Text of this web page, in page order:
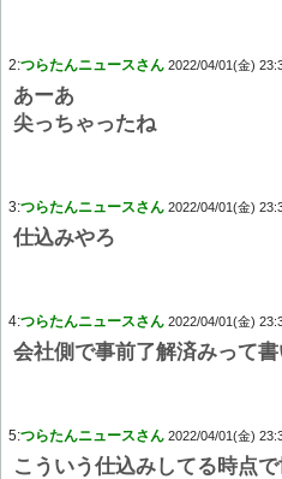
2:つらたんニュースさん 2022/04/01(金)
あーあ
尖っちゃったね
3:つらたんニュースさん 2022/04/01(金)
仕込みやろ
4:つらたんニュースさん 2022/04/01(金)
会社側で事前了解済みって
5:つらたんニュースさん 2022/04/01(金)
こういう仕込みしてる時点